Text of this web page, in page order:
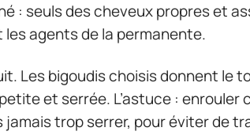
: seuls des cheveux propres et
agents de la permanente.
Les bigoudis choisis donnent le
et serrée. L’astuce : enrouler
jamais trop serrer, pour éviter de